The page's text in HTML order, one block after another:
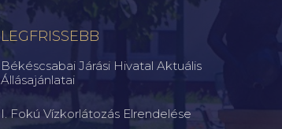
LEGFRISSEBB
Békéscsabai Járási Hivatal Aktuális
Állásajánlatai
I. Fokú Vízkorlátozás Elrendelése